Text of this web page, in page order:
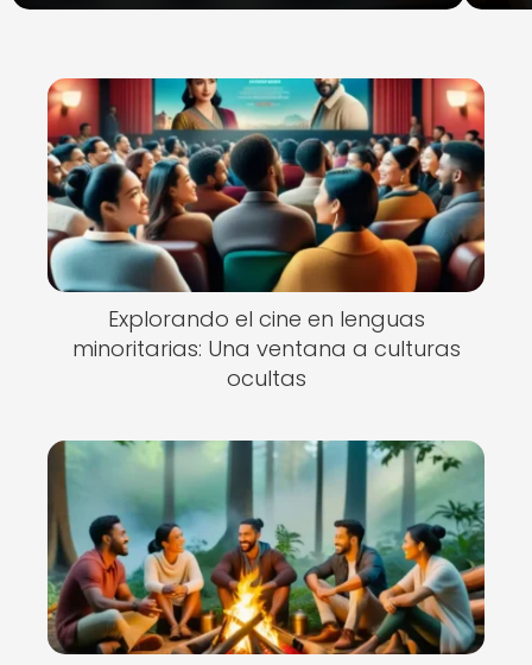
Explorando el cine en lenguas
minoritarias: Una ventana a culturas
ocultas